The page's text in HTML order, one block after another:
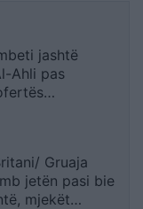
jashtë
Ahli pas
Gruaja
jetën pasi bie
mjekët